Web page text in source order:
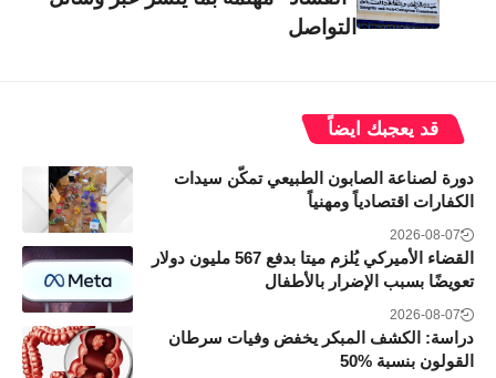
التواصل
قد يعجبك ايضاً
دورة لصناعة الصابون الطبيعي تمكّن سيدات
الكفارات اقتصادياً ومهنياً
2026-08-07
القضاء الأميركي يُلزم ميتا بدفع 567 مليون دولار
تعويضًا بسبب الإضرار بالأطفال
2026-08-07
دراسة: الكشف المبكر يخفض وفيات سرطان
القولون بنسبة 50‎%‎